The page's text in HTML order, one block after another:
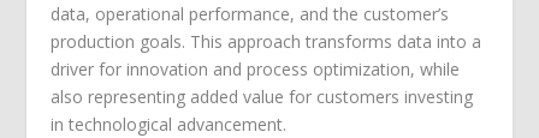
data, operational performance, and the customer’s
production goals. This approach transforms data into a
driver for innovation and process optimization, while
also representing added value for customers investing
in technological advancement.